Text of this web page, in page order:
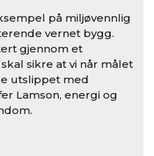
på miljøvennlig
vernet bygg.
gjennom et
sikre at vi når målet
utslippet med
Lamson, energi og